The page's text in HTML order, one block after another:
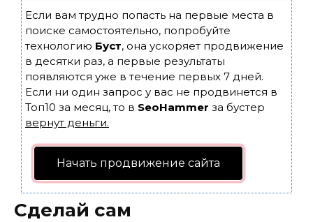
Если вам трудно попасть на первые места в
поиске самостоятельно, попробуйте
технологию Буст, она ускоряет продвижение
в десятки раз, а первые результаты
появляются уже в течение первых 7 дней.
Если ни один запрос у вас не продвинется в
Топ10 за месяц, то в SeoHammer за бустер
вернут деньги.
Начать продвижение сайта
Сделай сам